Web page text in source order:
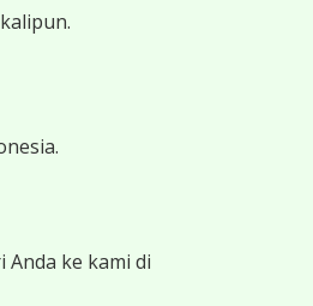
ke kami di